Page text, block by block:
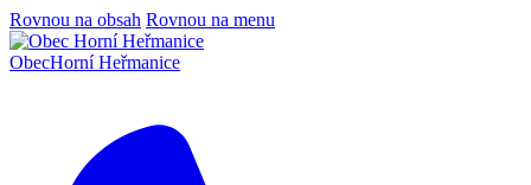
Rovnou na obsah Rovnou na menu
ObecHorní Heřmanice